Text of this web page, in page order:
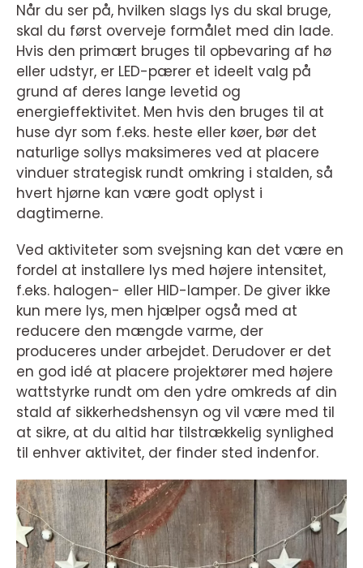
Når du ser på, hvilken slags lys du skal bruge,
skal du først overveje formålet med din lade.
Hvis den primært bruges til opbevaring af hø
eller udstyr, er LED-pærer et ideelt valg på
grund af deres lange levetid og
energieffektivitet. Men hvis den bruges til at
huse dyr som f.eks. heste eller køer, bør det
naturlige sollys maksimeres ved at placere
vinduer strategisk rundt omkring i stalden, så
hvert hjørne kan være godt oplyst i
dagtimerne.
Ved aktiviteter som svejsning kan det være en
fordel at installere lys med højere intensitet,
f.eks. halogen- eller HID-lamper. De giver ikke
kun mere lys, men hjælper også med at
reducere den mængde varme, der
produceres under arbejdet. Derudover er det
en god idé at placere projektører med højere
wattstyrke rundt om den ydre omkreds af din
stald af sikkerhedshensyn og vil være med til
at sikre, at du altid har tilstrækkelig synlighed
til enhver aktivitet, der finder sted indenfor.